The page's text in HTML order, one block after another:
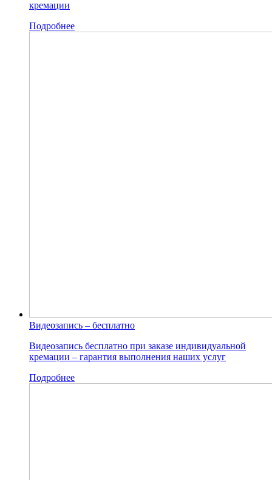
кремации
Подробнее
Видеозапись – бесплатно
Видеозапись бесплатно при заказе индивидуальной
кремации – гарантия выполнения наших услуг
Подробнее